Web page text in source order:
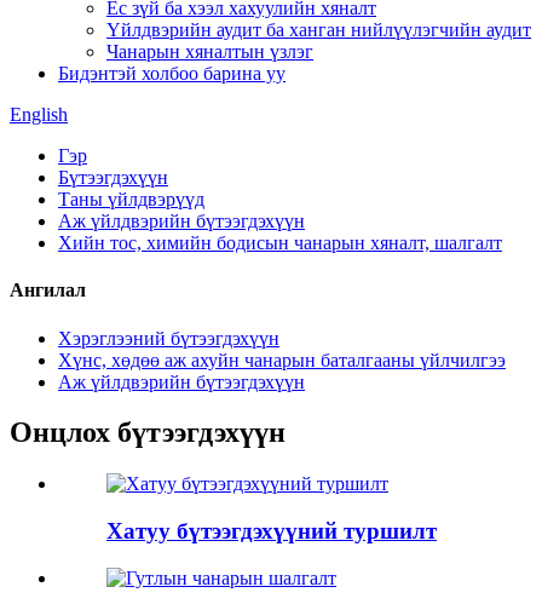
Ёс зүй ба хээл хахуулийн хяналт
Үйлдвэрийн аудит ба ханган нийлүүлэгчийн аудит
Чанарын хяналтын үзлэг
Бидэнтэй холбоо барина уу
English
Гэр
Бүтээгдэхүүн
Таны үйлдвэрүүд
Аж үйлдвэрийн бүтээгдэхүүн
Хийн тос, химийн бодисын чанарын хяналт, шалгалт
Ангилал
Хэрэглээний бүтээгдэхүүн
Хүнс, хөдөө аж ахуйн чанарын баталгааны үйлчилгээ
Аж үйлдвэрийн бүтээгдэхүүн
Онцлох бүтээгдэхүүн
Хатуу бүтээгдэхүүний туршилт